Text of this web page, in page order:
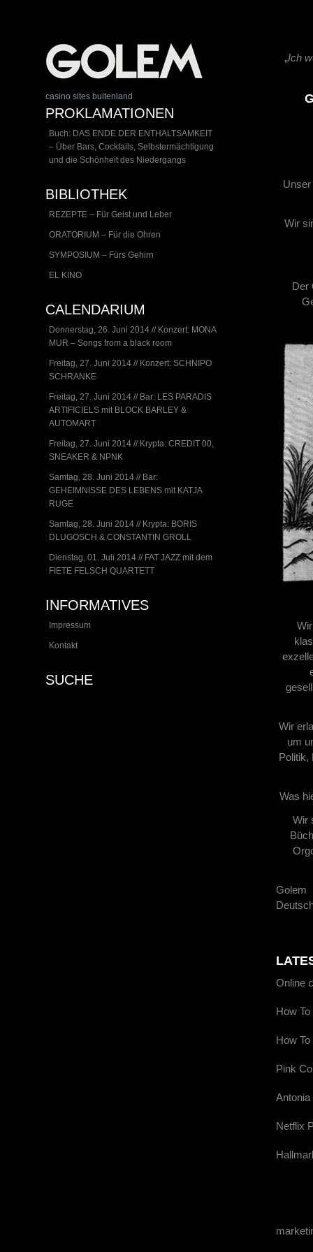
casino sites buitenland
PROKLAMATIONEN
Buch: DAS ENDE DER ENTHALTSAMKEIT
– Über Bars, Cocktails, Selbstermächtigung
und die Schönheit des Niedergangs
BIBLIOTHEK
REZEPTE – Für Geist und Leber
ORATORIUM – Für die Ohren
SYMPOSIUM – Fürs Gehirn
EL KINO
CALENDARIUM
Donnerstag, 26. Juni 2014 // Konzert: MONA
MUR – Songs from a black room
Freitag, 27. Juni 2014 // Konzert: SCHNIPO
SCHRANKE
Freitag, 27. Juni 2014 // Bar: LES PARADIS
ARTIFICIELS mit BLOCK BARLEY &
AUTOMART
Freitag, 27. Juni 2014 // Krypta: CREDIT 00,
SNEAKER & NPNK
Samtag, 28. Juni 2014 // Bar:
GEHEIMNISSE DES LEBENS mit KATJA
RUGE
Samtag, 28. Juni 2014 // Krypta: BORIS
DLUGOSCH & CONSTANTIN GROLL
Dienstag, 01. Juli 2014 // FAT JAZZ mit dem
FIETE FELSCH QUARTETT
INFORMATIVES
Impressum
Kontakt
SUCHE
„Ich
Wir
Der
Wir
um
Politik,
Was
Wir
Online
How
How
Pink
Netflix